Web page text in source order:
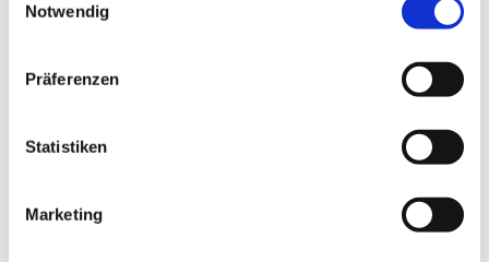
Notwendig
Präferenzen
Statistiken
Marketing